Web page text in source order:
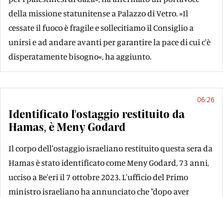
della missione statunitense a Palazzo di Vetro. »Il
cessate il fuoco è fragile e sollecitiamo il Consiglio a
unirsi e ad andare avanti per garantire la pace di cui c'è
disperatamente bisogno«, ha aggiunto.
06:26
Identificato l'ostaggio restituito da
Hamas, è Meny Godard
Il corpo dell'ostaggio israeliano restituito questa sera da
Hamas è stato identificato come Meny Godard, 73 anni,
ucciso a Be'eri il 7 ottobre 2023. L'ufficio del Primo
ministro israeliano ha annunciato che "dopo aver